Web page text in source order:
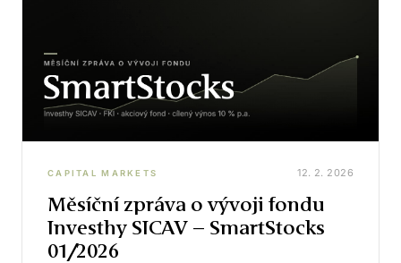
CAPITAL MARKETS 12. 2. 2026
Měsíční zpráva o vývoji fondu
Investhy SICAV – SmartStocks
01/2026